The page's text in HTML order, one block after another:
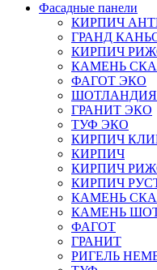
Фасадные панели
КИРПИЧ
ГРАНД
КИРПИЧ
КАМЕНЬ
ФАГОТ ЭКО
ГРАНИТ ЭКО
ТУФ ЭКО
КИРПИЧ
КИРПИЧ
КИРПИЧ
КИРПИЧ
КАМЕНЬ
КАМЕНЬ
ФАГОТ
ГРАНИТ
РИГЕЛЬ